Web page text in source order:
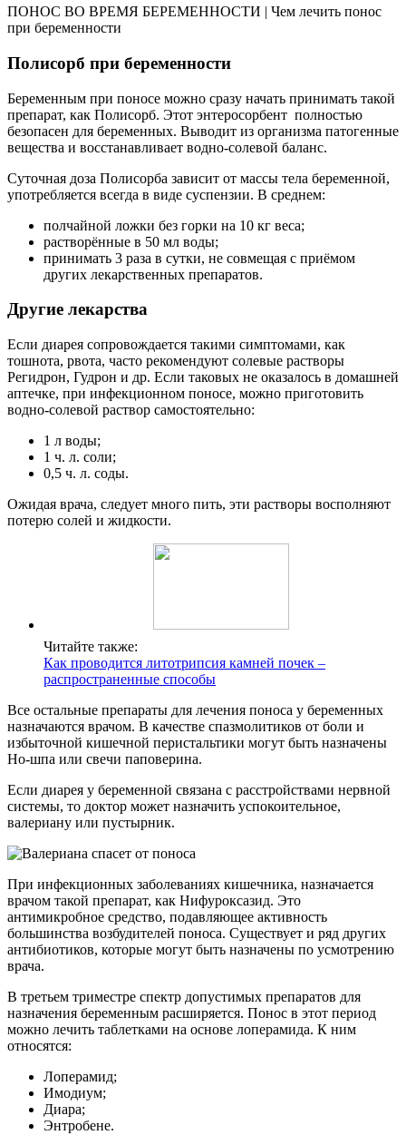
ПОНОС ВО ВРЕМЯ БЕРЕМЕННОСТИ | Чем лечить понос
при беременности
Полисорб при беременности
Беременным при поносе можно сразу начать принимать такой
препарат, как Полисорб. Этот энтеросорбент полностью
безопасен для беременных. Выводит из организма патогенные
вещества и восстанавливает водно-солевой баланс.
Суточная доза Полисорба зависит от массы тела беременной,
употребляется всегда в виде суспензии. В среднем:
полчайной ложки без горки на 10 кг веса;
растворённые в 50 мл воды;
принимать 3 раза в сутки, не совмещая с приёмом
других лекарственных препаратов.
Другие лекарства
Если диарея сопровождается такими симптомами, как
тошнота, рвота, часто рекомендуют солевые растворы
Регидрон, Гудрон и др. Если таковых не оказалось в домашней
аптечке, при инфекционном поносе, можно приготовить
водно-солевой раствор самостоятельно:
1 л воды;
1 ч. л. соли;
0,5 ч. л. соды.
Ожидая врача, следует много пить, эти растворы восполняют
потерю солей и жидкости.
Читайте также:
Как проводится литотрипсия камней почек –
распространенные способы
Все остальные препараты для лечения поноса у беременных
назначаются врачом. В качестве спазмолитиков от боли и
избыточной кишечной перистальтики могут быть назначены
Но-шпа или свечи паповерина.
Если диарея у беременной связана с расстройствами нервной
системы, то доктор может назначить успокоительное,
валериану или пустырник.
При инфекционных заболеваниях кишечника, назначается
врачом такой препарат, как Нифуроксазид. Это
антимикробное средство, подавляющее активность
большинства возбудителей поноса. Существует и ряд других
антибиотиков, которые могут быть назначены по усмотрению
врача.
В третьем триместре спектр допустимых препаратов для
назначения беременным расширяется. Понос в этот период
можно лечить таблетками на основе лоперамида. К ним
относятся:
Лоперамид;
Имодиум;
Диара;
Энтробене.